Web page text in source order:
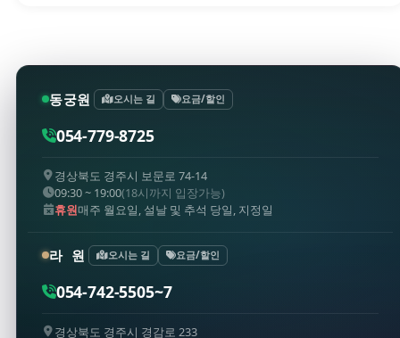
동궁원 오시는 길 요금/할인
054-779-8725
경상북도 경주시 보문로 74-14
09:30 ~ 19:00(18시까지 입장가능)
휴원매주 월요일, 설날 및 추석 당일, 지정일
라 원 오시는 길 요금/할인
054-742-5505~7
경상북도 경주시 경감로 233